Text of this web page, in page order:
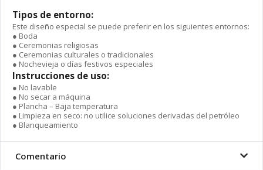
Tipos de entorno:
Este diseño especial se puede preferir en los siguientes entornos:
● Boda
● Ceremonias religiosas
● Ceremonias culturales o tradicionales
● Nochevieja o días festivos especiales
Instrucciones de uso:
● No lavable
● No secar a máquina
● Plancha – Baja temperatura
● Limpieza en seco: no utilice soluciones derivadas del petróleo
● Blanqueamiento
Comentario